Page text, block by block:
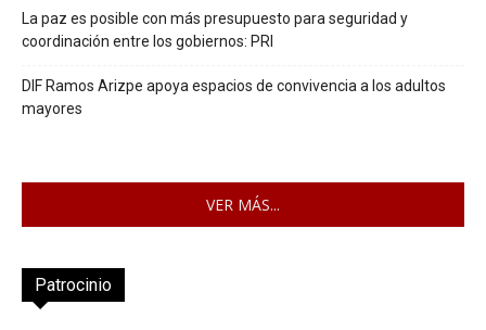
La paz es posible con más presupuesto para seguridad y
coordinación entre los gobiernos: PRI
DIF Ramos Arizpe apoya espacios de convivencia a los adultos
mayores
VER MÁS...
Patrocinio